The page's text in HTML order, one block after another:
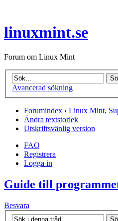
linuxmint.se
Forum om Linux Mint
Avancerad sökning
Forumindex ‹ Linux Mint,
Ändra textstorlek
Utskriftsvänlig version
FAQ
Registrera
Logga in
Guide till
Besvara